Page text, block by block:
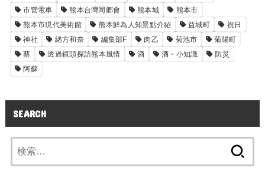
市營電車
熊本台灣同郷會 熊本城
熊本市
熊本市現代美術館
熊本鮮為人知景點介紹 益城町
祝日
神社
緒方和奈 編集部F 肉乙 菊池市
菊陽町
蔡
透過鏡頭探訪熊本風情 酒 酒・小知識
防災
阿蘇
SEARCH
索: